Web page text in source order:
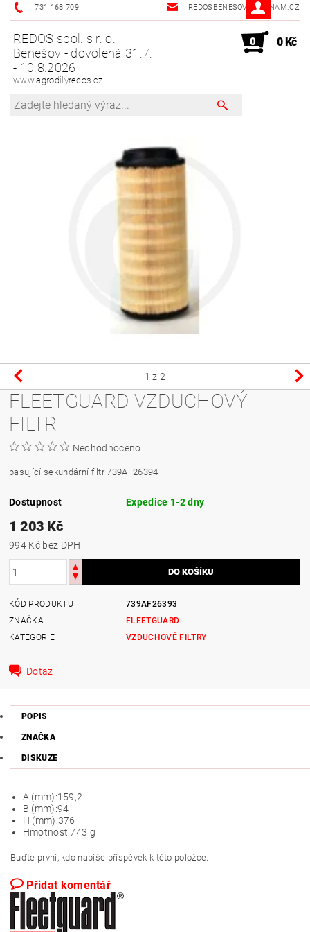
731 168 709 REDOSBENESOV@SEZNAM.CZ
REDOS spol. s r. o.
Benešov - dovolená 31.7.
- 10.8.2026
www.agrodilyredos.cz
0 0 Kč
1 z 2
FLEETGUARD VZDUCHOVÝ
FILTR
Neohodnoceno
pasující sekundární filtr 739AF26394
Dostupnost Expedice 1-2 dny
1 203 Kč
994 Kč bez DPH
KÓD PRODUKTU
739AF26393
ZNAČKA
FLEETGUARD
KATEGORIE
VZDUCHOVÉ FILTRY
Dotaz
POPIS
ZNAČKA
DISKUZE
A (mm):159,2
B (mm):94
H (mm):376
Hmotnost:743 g
Buďte první, kdo napíše příspěvek k této položce.
Přidat komentář